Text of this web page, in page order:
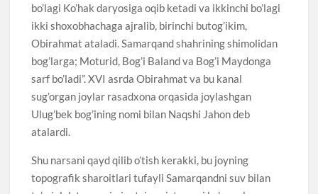
bo’lagi Ko’hak daryosiga oqib ketadi va ikkinchi bo’lagi
ikki shoxobhachaga ajralib, birinchi butog’ikim,
Obirahmat ataladi. Samarqand shahrining shimolidan
bog’larga; Moturid, Bog’i Baland va Bog’i Maydonga
sarf bo’ladi”. XVI asrda Obirahmat va bu kanal
sug’organ joylar rasadxona orqasida joylashgan
Ulug’bek bog’ining nomi bilan Naqshi Jahon deb
atalardi.
Shu narsani qayd qilib o’tish kerakki, bu joyning
topografik sharoitlari tufayli Samarqandni suv bilan